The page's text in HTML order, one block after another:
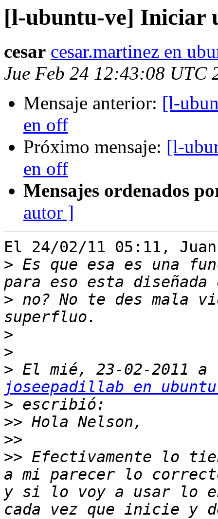
[l-ubuntu-ve] Iniciar
cesar cesar.martinez en
Jue Feb 24 12:43:08 UTC
Mensaje anterior: [l-
en off
Próximo mensaje: [l-
en off
Mensajes ordenados
autor ]
El 24/02/11 05:11,
> Es que esa es una
> no? No te des mala
>
>
>
joseepadillab en
>
>>
>>
>> Efectivamente lo
a mi parecer lo
y si lo voy a usar lo
cada vez que inicie y